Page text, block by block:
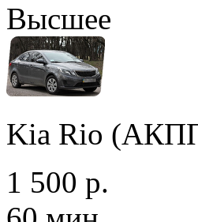
Высшее
Kia Rio
1 500 р.